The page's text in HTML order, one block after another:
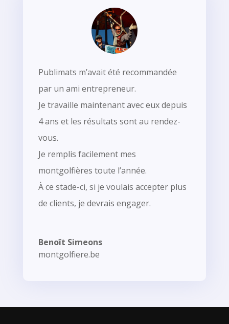
Publimats m’avait été recommandée
par un ami entrepreneur.
Je travaille maintenant avec eux depuis
4 ans et les résultats sont au rendez-
vous.
Je remplis facilement mes
montgolfières toute l’année.
À ce stade-ci, si je voulais accepter plus
de clients, je devrais engager.
Benoît Simeons
montgolfiere.be